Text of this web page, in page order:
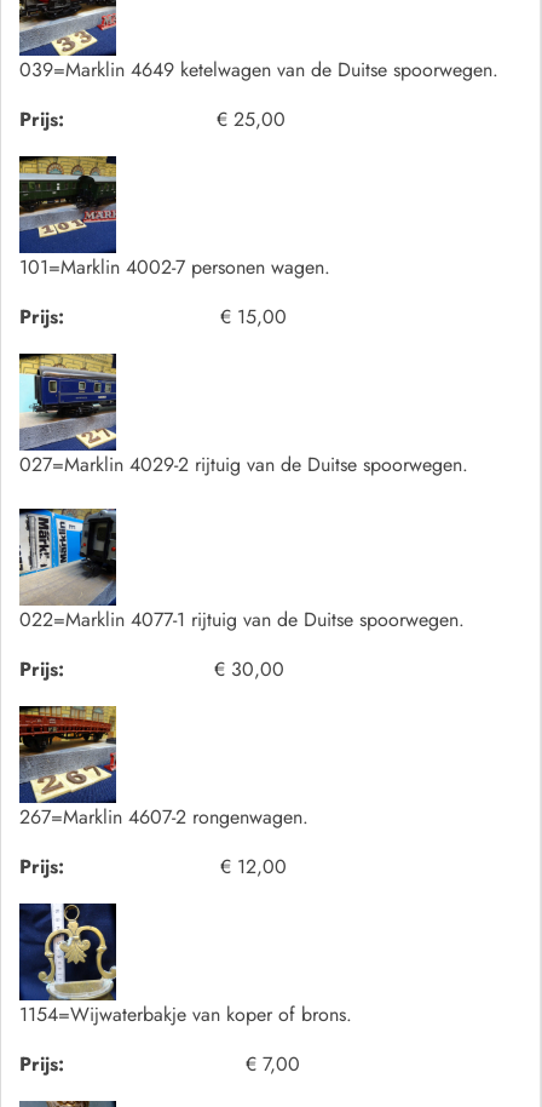
039=Marklin 4649 ketelwagen van de Duitse spoorwegen.
Prijs:
€ 25,00
101=Marklin 4002-7 personen wagen.
Prijs:
€ 15,00
027=Marklin 4029-2 rijtuig van de Duitse spoorwegen.
022=Marklin 4077-1 rijtuig van de Duitse spoorwegen.
Prijs:
€ 30,00
267=Marklin 4607-2 rongenwagen.
Prijs:
€ 12,00
1154=Wijwaterbakje van koper of brons.
Prijs:
€ 7,00